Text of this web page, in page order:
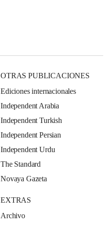
OTRAS PUBLICACIONES
Ediciones internacionales
Independent Arabia
Independent Turkish
Independent Persian
Independent Urdu
The Standard
Novaya Gazeta
EXTRAS
Archivo